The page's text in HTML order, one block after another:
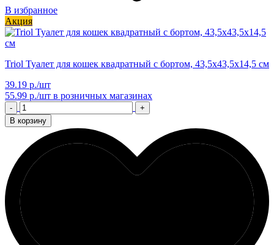
В избранное
Акция
Triol Туалет для кошек квадратный с бортом, 43,5х43,5х14,5 см
39.19 р./шт
55.99 р./шт в розничных магазинах
-
+
В корзину